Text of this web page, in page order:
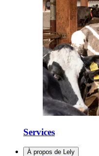
Services
À propos de Lely